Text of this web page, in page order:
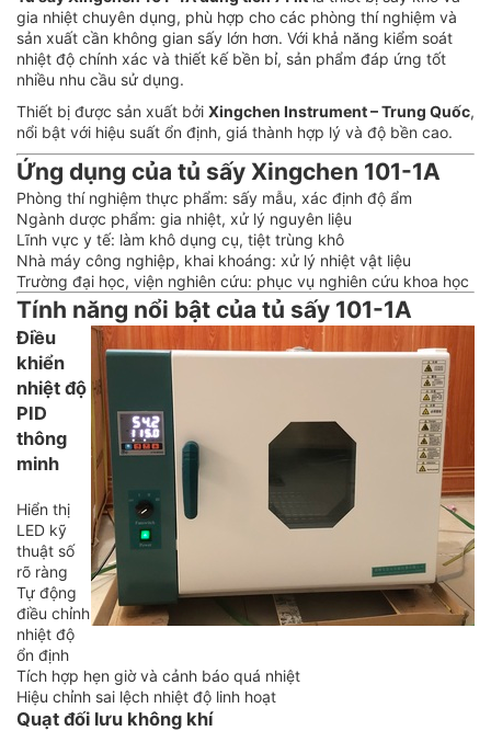
gia nhiệt chuyên dụng, phù hợp cho các phòng thí nghiệm và
sản xuất cần không gian sấy lớn hơn. Với khả năng kiểm soát
nhiệt độ chính xác và thiết kế bền bỉ, sản phẩm đáp ứng tốt
nhiều nhu cầu sử dụng.
Thiết bị được sản xuất bởi Xingchen Instrument – Trung Quốc,
nổi bật với hiệu suất ổn định, giá thành hợp lý và độ bền cao.
Ứng dụng của tủ sấy Xingchen 101-1A
Phòng thí nghiệm thực phẩm: sấy mẫu, xác định độ ẩm
Ngành dược phẩm: gia nhiệt, xử lý nguyên liệu
Lĩnh vực y tế: làm khô dụng cụ, tiệt trùng khô
Nhà máy công nghiệp, khai khoáng: xử lý nhiệt vật liệu
Trường đại học, viện nghiên cứu: phục vụ nghiên cứu khoa học
Tính năng nổi bật của tủ sấy 101-1A
Điều
khiển
nhiệt độ
PID
thông
minh
Hiển thị
LED kỹ
thuật số
rõ ràng
Tự động
điều chỉnh
nhiệt độ
ổn định
Tích hợp hẹn giờ và cảnh báo quá nhiệt
Hiệu chỉnh sai lệch nhiệt độ linh hoạt
Quạt đối lưu không khí